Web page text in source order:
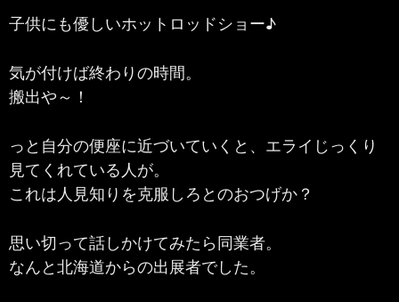
子供にも優しいホットロッドショー♪
気が付けば終わりの時間。
搬出や～！
っと自分の便座に近づいていくと、エライじっくり
見てくれている人が。
これは人見知りを克服しろとのおつげか？
思い切って話しかけてみたら同業者。
なんと北海道からの出展者でした。